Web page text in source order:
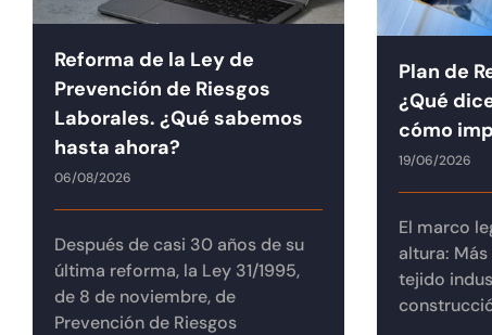
Reforma de la Ley de
Prevención de Riesgos
Laborales. ¿Qué sabemos
hasta ahora?
06/08/2026
Después de casi 30 años de su
última reforma, la Ley 31/1995,
de 8 de noviembre, de
Prevención de Riesgos
Plan de
¿Qué
cómo
19/06/2026
El marco
altura: Más
tejido